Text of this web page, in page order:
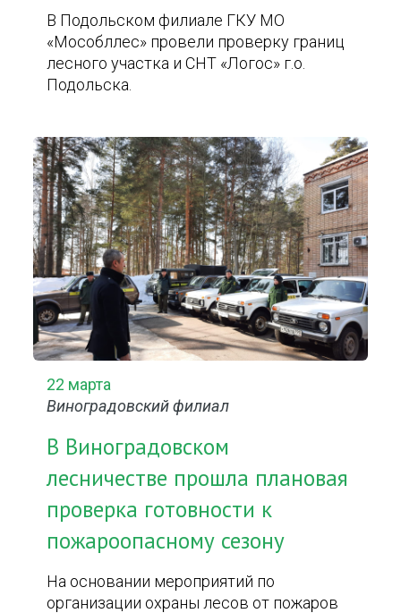
В Подольском филиале ГКУ МО
«Мособллес» провели проверку границ
лесного участка и СНТ «Логос» г.о.
Подольска.
22 марта
Виноградовский филиал
В Виноградовском
лесничестве прошла плановая
проверка готовности к
пожароопасному сезону
На основании мероприятий по
организации охраны лесов от пожаров